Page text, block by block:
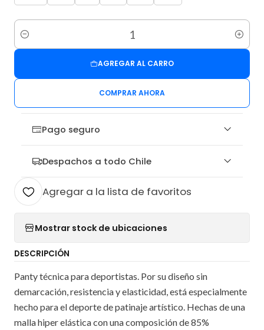
Cantidad
AGREGAR AL CARRO
COMPRAR AHORA
Pago seguro
Despachos a todo Chile
Agregar a la lista de favoritos
Mostrar stock de ubicaciones
DESCRIPCIÓN
Panty técnica para deportistas. Por su diseño sin
demarcación, resistencia y elasticidad, está especialmente
hecho para el deporte de patinaje artístico. Hechas de una
malla hiper elástica con una composición de 85%